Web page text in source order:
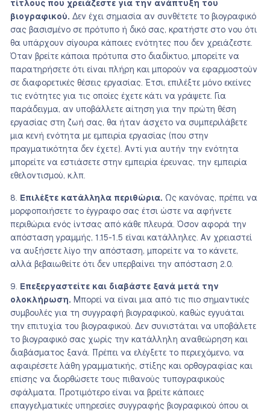
τίτλους που χρειάζεστε για την ανάπτυξη του
βιογραφικού. Δεν έχει σημασία αν συνθέτετε το βιογραφικό
σας βασισμένο σε πρότυπο ή δικό σας, κρατήστε στο νου ότι
θα υπάρχουν σίγουρα κάποιες ενότητες που δεν χρειάζεστε.
Όταν βρείτε κάποια πρότυπα στο διαδίκτυο, μπορείτε να
παρατηρήσετε ότι είναι πλήρη και μπορούν να εφαρμοστούν
σε διαφορετικές θέσεις εργασίας. Έτσι, επιλέξτε μόνο εκείνες
τις ενότητες για τις οποίες έχετε κάτι να γράψετε. Για
παράδειγμα, αν υποβάλλετε αίτηση για την πρώτη θέση
εργασίας στη ζωή σας, θα ήταν άσχετο να συμπεριλάβετε
μια κενή ενότητα με εμπειρία εργασίας (που στην
πραγματικότητα δεν έχετε). Αντί για αυτήν την ενότητα
μπορείτε να εστιάσετε στην εμπειρία έρευνας, την εμπειρία
εθελοντισμού, κ.λπ.
Επιλέξτε κατάλληλα περιθώρια. Ως κανόνας, πρέπει να
μορφοποιήσετε το έγγραφο σας έτσι ώστε να αφήνετε
περιθώρια ενός ίντσας από κάθε πλευρά. Όσον αφορά την
απόσταση γραμμής, 1.15-1.5 είναι κατάλληλες. Αν χρειαστεί
να αυξήσετε λίγο την απόσταση, μπορείτε να το κάνετε,
αλλά βεβαιωθείτε ότι δεν υπερβαίνει την απόσταση 2.0.
Επεξεργαστείτε και διαβάστε ξανά μετά την
ολοκλήρωση. Μπορεί να είναι μια από τις πιο σημαντικές
συμβουλές για τη συγγραφή βιογραφικού, καθώς εγγυάται
την επιτυχία του βιογραφικού. Δεν συνιστάται να υποβάλετε
το βιογραφικό σας χωρίς την κατάλληλη αναθεώρηση και
διαβάσματος ξανά. Πρέπει να ελέγξετε το περιεχόμενο, να
αφαιρέσετε λάθη γραμματικής, στίξης και ορθογραφίας και
επίσης να διορθώσετε τους πιθανούς τυπογραφικούς
σφάλματα. Προτιμότερο είναι να βρείτε κάποιες
επαγγελματικές υπηρεσίες συγγραφής βιογραφικού όπου οι